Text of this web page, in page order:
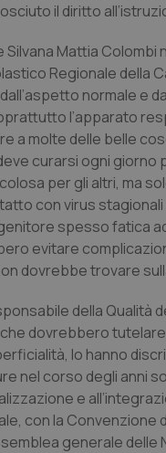
il diritto
Mattia
Regionale della
normale e
l’apparato
a molte delle belle
curarsi ogni
per gli altri, ma
con virus
spesso fatica
evitare
dovrebbe trovare
della Qualità
dovrebbero
lo hanno
nel corso degli
e
con la Convenzione
generale delle